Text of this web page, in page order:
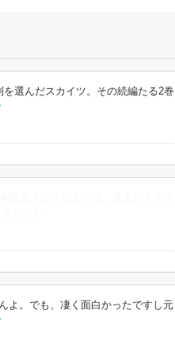
選んだスカイツ。その続編たる2
を読む
。でも、凄く面白かったですし